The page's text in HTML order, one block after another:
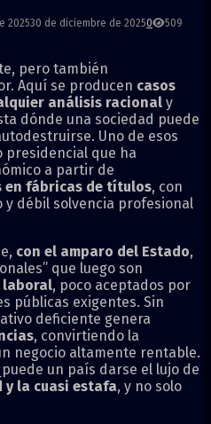
202530 de diciembre de 20250 509
pero también
Aquí se producen casos
análisis racional y
dónde una sociedad puede
Uno de esos
presidencial que ha
a partir de
en fábricas de títulos, con
y débil solvencia profesional
con el amparo del Estado,
que luego son
laboral, poco aceptados por
públicas exigentes. Sin
deficiente genera
, convirtiendo la
negocio altamente rentable.
un país darse el lujo de
la cuasi estafa, y no solo